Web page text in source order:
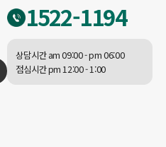
1522-1194
상담시간 am 09:00 - pm 06:00
점심시간 pm 12:00 - 1:00